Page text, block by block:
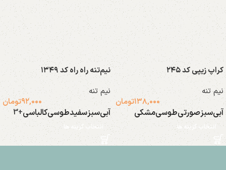
کراپ زیپی کد ۲۴۵
نیم تنه
۱۳۸,۰۰۰تومان
آبیسبزصورتیطوسیمشکی
انتخاب گزینه ها
نیم‌تنه راه راه کد ۱۳۴۹
نیم تنه
۹۲,۰۰۰تومان
آبیسبزسفیدطوسیکالباسی+3
انتخاب گزینه ها